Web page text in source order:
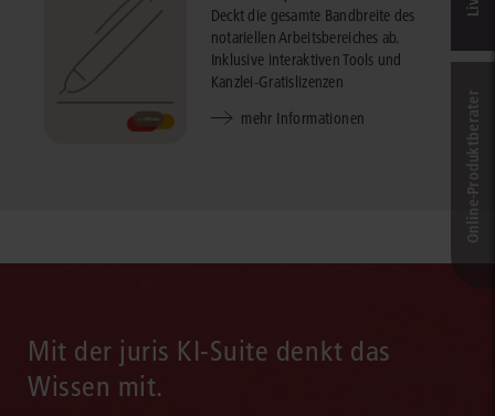
Deckt die gesamte Bandbreite des
notariellen Arbeitsbereiches ab.
Inklusive interaktiven Tools und
Kanzlei-Gratislizenzen
mehr Informationen
Mit der juris KI-Suite denkt das
Wissen mit.
Online-Produkt­berater